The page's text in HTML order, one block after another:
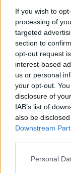
If you wish to
processing of
targeted
section to
opt-out request
interest-based
us or personal
your opt-out.
disclosure of
IAB’s list of
also be
Downstream
Please note
Personal